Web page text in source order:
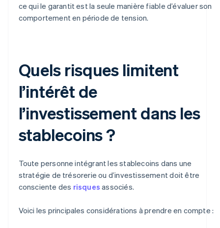
ce qui le garantit est la seule manière fiable d’évaluer son
comportement en période de tension.
Quels risques limitent
l’intérêt de
l’investissement dans les
stablecoins ?
Toute personne intégrant les stablecoins dans une
stratégie de trésorerie ou d’investissement doit être
consciente des risques associés.
Voici les principales considérations à prendre en compte :